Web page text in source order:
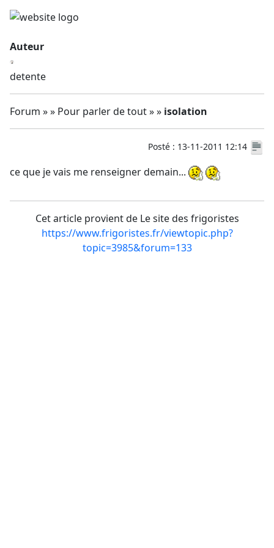
Auteur
detente
Forum » » Pour parler de tout » » isolation
Posté : 13-11-2011 12:14
ce que je vais me renseigner demain...
Cet article provient de Le site des frigoristes
https://www.frigoristes.fr/viewtopic.php?
topic=3985&forum=133